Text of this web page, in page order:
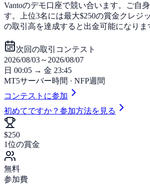
Vantoのデモ口座で競い合います。ご自
す。上位3名には最大$250の賞金クレジ
の取引高を達成すると出金可能になりま
次回の取引コンテスト
2026/08/03～2026/08/07
日 00:05 → 金 23:45
MT5サーバー時間 · NFP週間
コンテストに参加
初めてですか？参加方法を見る
$250
1位の賞金
無料
参加費